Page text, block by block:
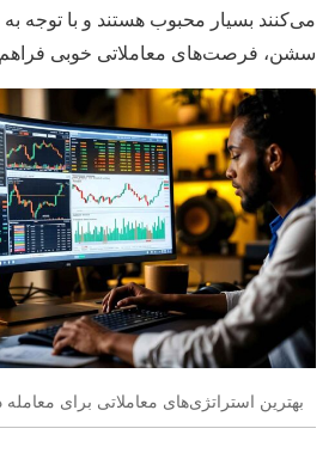
می‌کنند بسیار محبوب هستند و با توجه به
سشن، فرصت‌های معاملاتی خوبی
بهترین استراتژی‌های معاملاتی برای